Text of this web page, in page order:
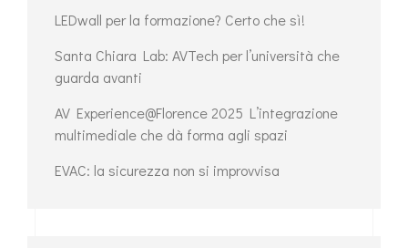
LEDwall per la formazione? Certo che sì!
Santa Chiara Lab: AVTech per l’università che
guarda avanti
AV Experience@Florence 2025 L’integrazione
multimediale che dà forma agli spazi
EVAC: la sicurezza non si improvvisa